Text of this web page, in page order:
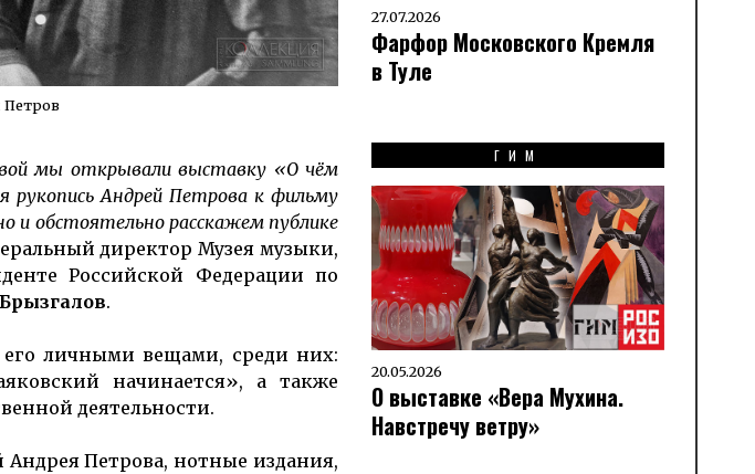
мы открывали выставку «О чём
рукопись Андрей Петрова к фильму
и обстоятельно расскажем публике
директор Музея музыки,
Российской Федерации по
.
его личными вещами, среди них:
начинается», а также
деятельности.
Петрова, нотные издания,
27.07.2026
Фарфор Московского Кремля
в Туле
ГИМ
20.05.2026
О выставке «Вера Мухина.
Навстречу ветру»